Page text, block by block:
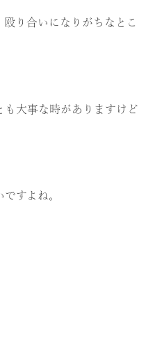
り合いになりがちなとこ
も大事な時がありますけど
すよね。